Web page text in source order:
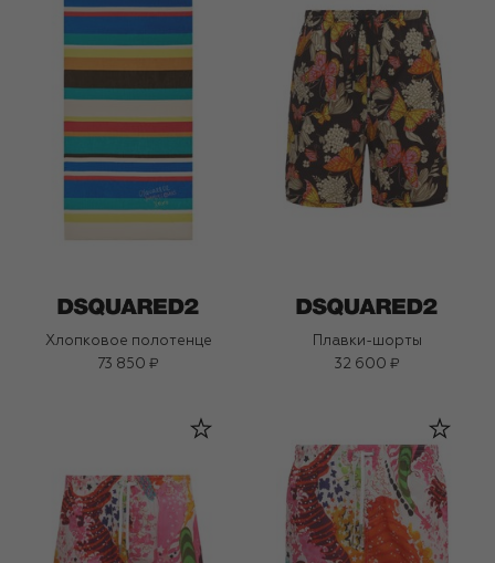
Хлопковое полотенце
73 850 ₽
Плавки-шорты
32 600 ₽